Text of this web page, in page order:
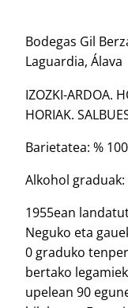
Bodegas Gil
Laguardia, Álava
IZOZKI-ARDOA.
HORIAK.
Barietatea: %
Alkohol graduak:
1955ean
Neguko eta
0 graduko
bertako
upelean 90